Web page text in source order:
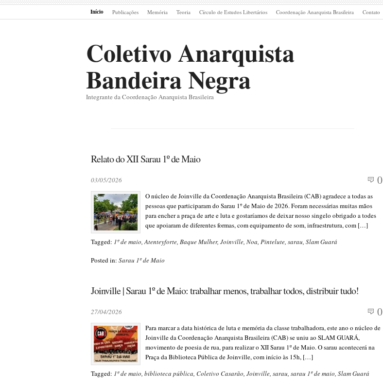
Início Publicações Memória Teoria Círculo de Estudos Libertários Coordenação Anarquista Brasileira Contato
Coletivo Anarquista
Bandeira Negra
Integrante da Coordenação Anarquista Brasileira
Relato do XII Sarau 1º de Maio
03/05/2026 0
O núcleo de Joinville da Coordenação Anarquista Brasileira (CAB) agradece a todas as
pessoas que participaram do Sarau 1º de Maio de 2026. Foram necessárias muitas mãos
para encher a praça de arte e luta e gostaríamos de deixar nosso singelo obrigado a todes
que apoiaram de diferentes formas, com equipamento de som, infraestrutura, com […]
Tagged: 1º de maio,Atenteyforte, Baque Mulher, Joinville, Noa, Pintelute, sarau, Slam Guará
Posted in: Sarau 1º de Maio
Joinville | Sarau 1º de Maio: trabalhar menos, trabalhar todos, distribuir tudo!
27/04/2026 0
Para marcar a data histórica de luta e memória da classe trabalhadora, este ano o núcleo de
Joinville da Coordenação Anarquista Brasileira (CAB) se uniu ao SLAM GUARÁ,
movimento de poesia de rua, para realizar o XII Sarau 1º de Maio. O sarau acontecerá na
Praça da Biblioteca Pública de Joinville, com início às 15h, […]
Tagged: 1º de maio, biblioteca pública, Coletivo Casarão, Joinville, sarau, sarau 1º de maio, Slam Guará